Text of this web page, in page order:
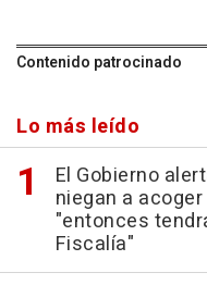
Contenido patrocinado
Lo más leído
El Gobierno
niegan a
"entonces
Fiscalía"